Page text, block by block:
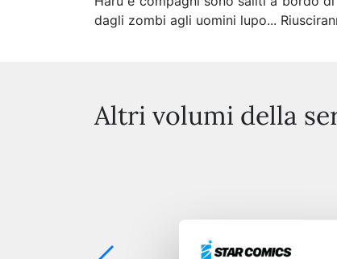
dagli zombi agli uomini lupo...
Altri volumi della